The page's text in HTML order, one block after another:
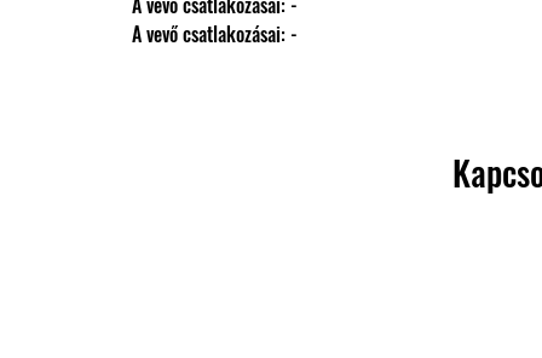
                A vevő csatlakozásai: -